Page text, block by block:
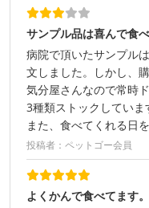
サンプル品は喜んで食
病院で頂いたサンプル
文しました。しかし、
気分屋さんなので常時
3種類ストックしていま
また、食べてくれる日
投稿者：ペットゴー会員
よくかんで食べてます。